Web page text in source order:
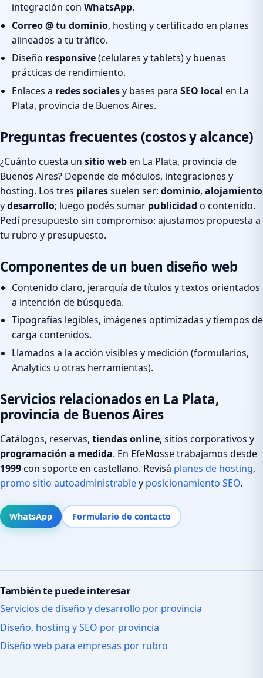
integración con WhatsApp.
Correo @ tu dominio, hosting y certificado en planes
alineados a tu tráfico.
Diseño responsive(celulares y tablets) y buenas
prácticas de rendimiento.
Enlaces a redes socialesy bases para SEO local en La
Plata, provincia de Buenos Aires.
Preguntas frecuentes (costos y alcance)
¿Cuánto cuesta un sitio weben La Plata, provincia de
Buenos Aires? Depende de módulos, integraciones y
hosting. Los tres pilaressuelen ser: dominio, alojamiento
ydesarrollo; luego podés sumar publicidad o contenido.
Pedí presupuesto sin compromiso: ajustamos propuesta a
tu rubro y presupuesto.
Componentes de un buen diseño web
Contenido claro, jerarquía de títulos y textos orientados
a intención de búsqueda.
Tipografías legibles, imágenes optimizadas y tiempos de
carga contenidos.
Llamados a la acción visibles y medición (formularios,
Analytics u otras herramientas).
Servicios relacionados en La Plata,
provincia de Buenos Aires
Catálogos, reservas, tiendas online, sitios corporativos y
programación a medida. En EfeMosse trabajamos desde
1999con soporte en castellano. Revisá planes de hosting,
promo sitio autoadministrabley posicionamiento SEO.
WhatsApp Formulario de contacto
También te puede interesar
Servicios de diseño y desarrollo por provincia
Diseño, hosting y SEO por provincia
Diseño web para empresas por rubro